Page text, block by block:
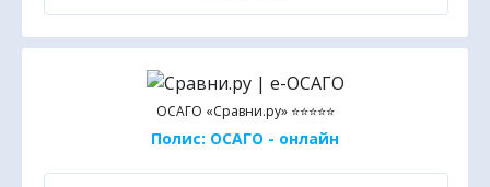
ОСАГО «Сравни.ру» ⭐⭐⭐⭐⭐
Полис: ОСАГО - онлайн